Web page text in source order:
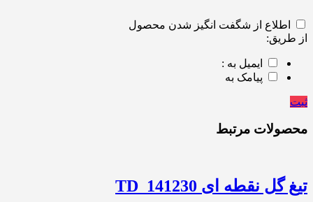
اطلاع از شگفت انگیز شدن محصول
از طریق:
ایمیل به :
پیامک به
ثبت
محصولات مرتبط
تیغ گل نقطه ای TD_141230